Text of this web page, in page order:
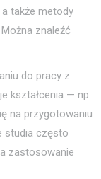
także metody
znaleźć
do pracy z
kształcenia — np.
na przygotowaniu
studia często
zastosowanie